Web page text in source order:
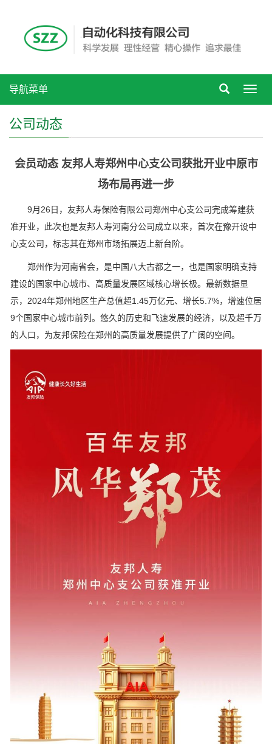
导航菜单
公司动态
会员动态 友邦人寿郑州中心支公司获批开业中原市
场布局再进一步
9月26日，友邦人寿保险有限公司郑州中心支公司完成筹建获
准开业，此次也是友邦人寿河南分公司成立以来，首次在豫开设中
心支公司，标志其在郑州市场拓展迈上新台阶。
郑州作为河南省会，是中国八大古都之一，也是国家明确支持
建设的国家中心城市、高质量发展区域核心增长极。最新数据显
示，2024年郑州地区生产总值超1.45万亿元、增长5.7%，增速位居
9个国家中心城市前列。悠久的历史和飞速发展的经济，以及超千万
的人口，为友邦保险在郑州的高质量发展提供了广阔的空间。